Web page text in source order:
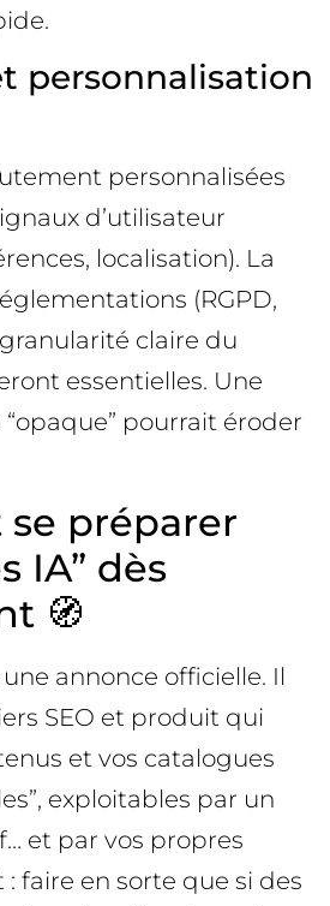
personnalisation
personnalisées
d’utilisateur
localisation). La
(RGPD,
claire du
essentielles. Une
pourrait éroder
préparer
IA” dès
🧭
annonce officielle. Il
SEO et produit qui
et vos catalogues
exploitables par un
et par vos propres
faire en sorte que si des